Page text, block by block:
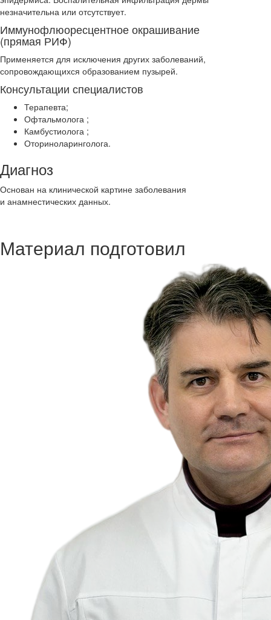
незначительна или отсутствует.
Иммунофлюоресцентное окрашивание
(прямая РИФ)
Применяется для исключения других заболеваний,
сопровождающихся образованием пузырей.
Консультации специалистов
Терапевта;
Офтальмолога ;
Камбустиолога ;
Оториноларинголога.
Диагноз
Основан на клинической картине заболевания
и анамнестических данных.
Материал подготовил